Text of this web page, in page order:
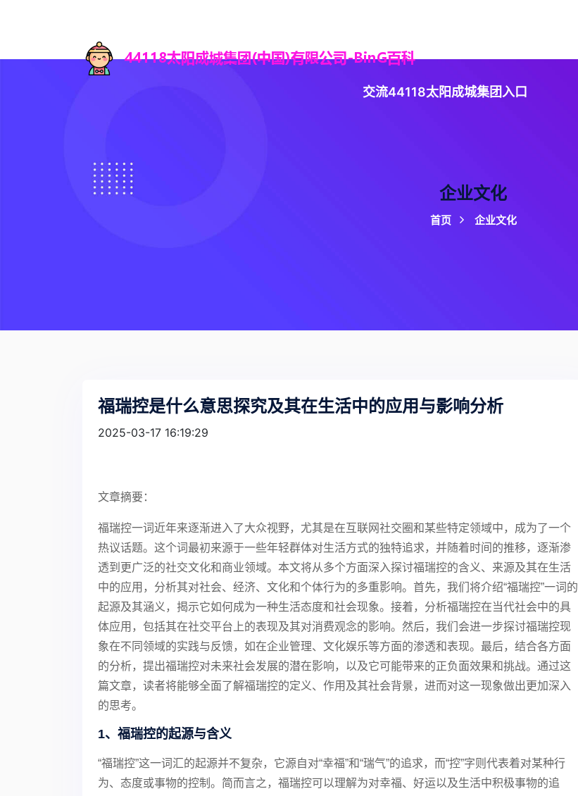
交流44118太阳成城集团入口
企业文化
首页 企业文化
福瑞控是什么意思探究及其在生活中的应用与影响分析
2025-03-17 16:19:29
文章摘要：
福瑞控一词近年来逐渐进入了大众视野，尤其是在互联网社交圈和某些特定领域中，成为了一个
热议话题。这个词最初来源于一些年轻群体对生活方式的独特追求，并随着时间的推移，逐渐渗
透到更广泛的社交文化和商业领域。本文将从多个方面深入探讨福瑞控的含义、来源及其在生活
中的应用，分析其对社会、经济、文化和个体行为的多重影响。首先，我们将介绍“福瑞控”一词的
起源及其涵义，揭示它如何成为一种生活态度和社会现象。接着，分析福瑞控在当代社会中的具
体应用，包括其在社交平台上的表现及其对消费观念的影响。然后，我们会进一步探讨福瑞控现
象在不同领域的实践与反馈，如在企业管理、文化娱乐等方面的渗透和表现。最后，结合各方面
的分析，提出福瑞控对未来社会发展的潜在影响，以及它可能带来的正负面效果和挑战。通过这
篇文章，读者将能够全面了解福瑞控的定义、作用及其社会背景，进而对这一现象做出更加深入
的思考。
1、福瑞控的起源与含义
“福瑞控”这一词汇的起源并不复杂，它源自对“幸福”和“瑞气”的追求，而“控”字则代表着对某种行
为、态度或事物的控制。简而言之，福瑞控可以理解为对幸福、好运以及生活中积极事物的追